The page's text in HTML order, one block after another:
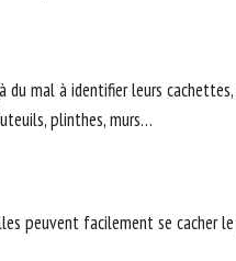
du mal à identifier leurs
plinthes, murs…
peuvent facilement se cacher